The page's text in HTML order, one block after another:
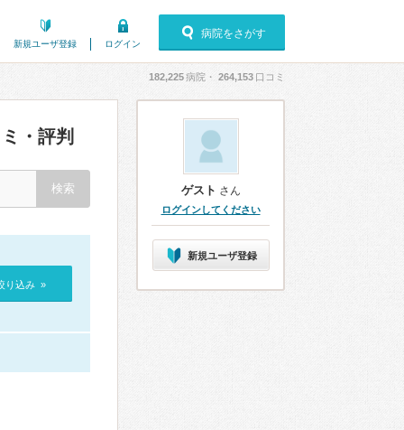
新規ユーザ登録 ログイン
病院をさがす
182,225病院・ 264,153 口コミ
・評判
り込み »
ゲスト さん
ログインしてください
新規ユーザ登録